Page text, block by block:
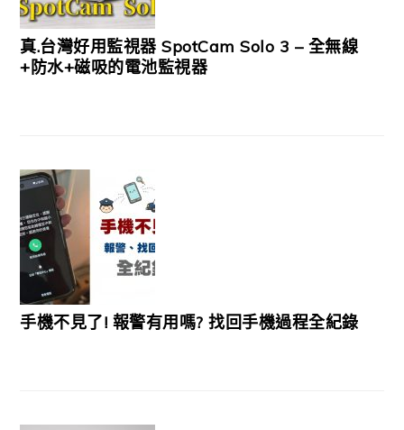
真.台灣好用監視器 SpotCam Solo 3 – 全無線
+防水+磁吸的電池監視器
手機不見了! 報警有用嗎? 找回手機過程全紀錄